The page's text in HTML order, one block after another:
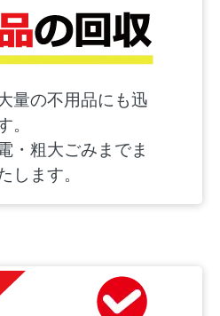
量の不用品にも迅
。
・粗大ごみまでま
します。